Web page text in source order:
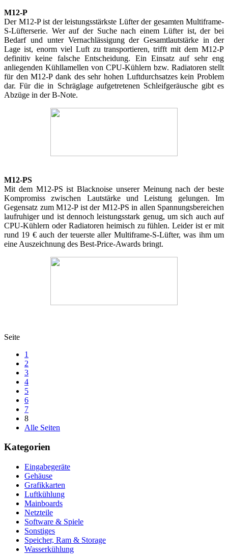
M12-P
Der M12-P ist der leistungsstärkste Lüfter der gesamten Multiframe-
S-Lüfterserie. Wer auf der Suche nach einem Lüfter ist, der bei
Bedarf und unter Vernachlässigung der Gesamtlautstärke in der
Lage ist, enorm viel Luft zu transportieren, trifft mit dem M12-P
definitiv keine falsche Entscheidung. Ein Einsatz auf sehr eng
anliegenden Kühllamellen von CPU-Kühlern bzw. Radiatoren stellt
für den M12-P dank des sehr hohen Luftdurchsatzes kein Problem
dar. Für die in Schräglage aufgetretenen Schleifgeräusche gibt es
Abzüge in der B-Note.
M12-PS
Mit dem M12-PS ist Blacknoise unserer Meinung nach der beste
Kompromiss zwischen Lautstärke und Leistung gelungen. Im
Gegensatz zum M12-P ist der M12-PS in allen Spannungsbereichen
laufruhiger und ist dennoch leistungsstark genug, um sich auch auf
CPU-Kühlern oder Radiatoren heimisch zu fühlen. Leider ist er mit
rund 19 € auch der teuerste aller Multiframe-S-Lüfter, was ihm um
eine Auszeichnung des Best-Price-Awards bringt.
Seite
1
2
3
4
5
6
7
8
Alle Seiten
Kategorien
Eingabegeräte
Gehäuse
Grafikkarten
Luftkühlung
Mainboards
Netzteile
Software & Spiele
Sonstiges
Speicher, Ram & Storage
Wasserkühlung